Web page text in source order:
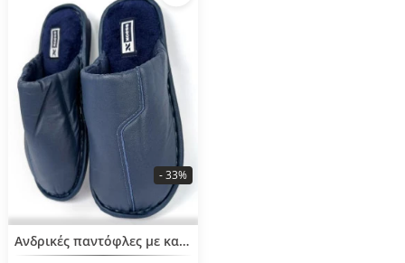
BESTSELLERΑνδρικές παντόφλες με καθαρό σχέδιο
- 33%